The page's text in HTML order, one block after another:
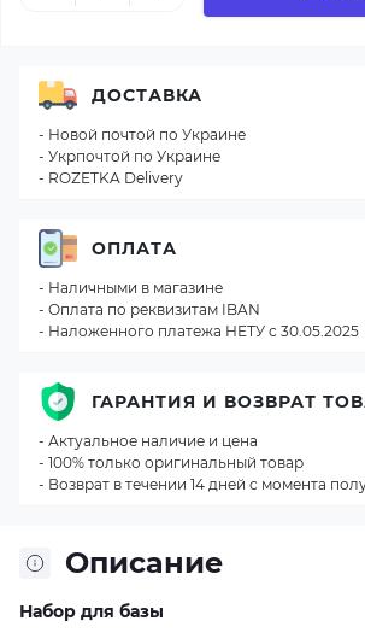
Описание
Набор для базы
ДОСТАВКА
- Новой почтой по Украине
- Укрпочтой по Украине
- ROZETKA Delivery
ОПЛАТА
- Наличными в магазине
- Оплата по реквизитам IBAN
- Наложенного платежа НЕТУ с 30.05.2025
ГАРАНТИЯ И ВОЗВРАТ
- Актуальное наличие и цена
- 100% только оригинальный товар
- Возврат в течении 14 дней с момента